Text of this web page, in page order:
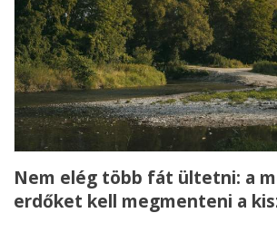
Nem elég több fát ültetni: a
erdőket kell megmenteni a